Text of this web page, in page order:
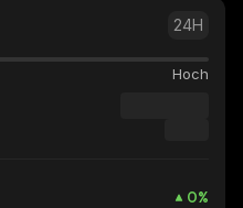
24H
Hoch
0%